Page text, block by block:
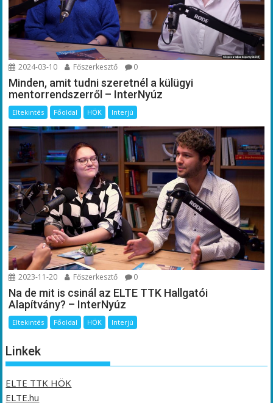
2024-03-10 Főszerkesztő 0
Minden, amit tudni szeretnél a külügyi
mentorrendszerről – InterNyúz
Eltekintés Főoldal HÖK Interjú
2023-11-20 Főszerkesztő 0
Na de mit is csinál az ELTE TTK Hallgatói
Alapítvány? – InterNyúz
Eltekintés Főoldal HÖK Interjú
Linkek
ELTE TTK HÖK
ELTE.hu